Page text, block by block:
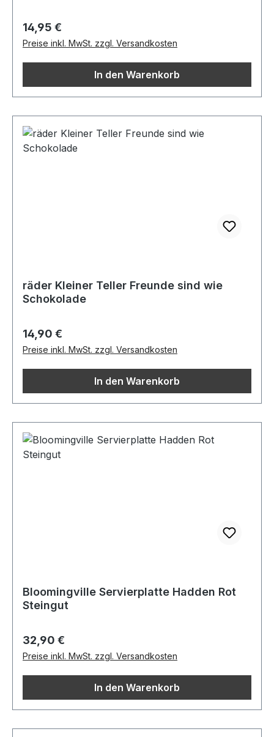
Regulärer Preis:
14,95 €
Preise inkl. MwSt. zzgl. Versandkosten
In den Warenkorb
räder Kleiner Teller Freunde sind wie
Schokolade
Regulärer Preis:
14,90 €
Preise inkl. MwSt. zzgl. Versandkosten
In den Warenkorb
Bloomingville Servierplatte Hadden Rot
Steingut
Regulärer Preis:
32,90 €
Preise inkl. MwSt. zzgl. Versandkosten
In den Warenkorb